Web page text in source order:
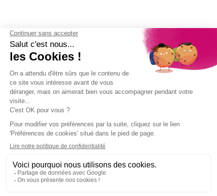
(6 avis)